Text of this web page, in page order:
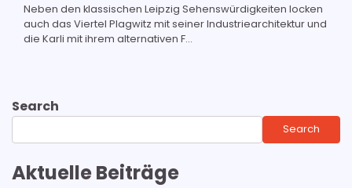
Neben den klassischen Leipzig Sehenswürdigkeiten locken
auch das Viertel Plagwitz mit seiner Industriearchitektur und
die Karli mit ihrem alternativen F...
Search
Search
Aktuelle Beiträge